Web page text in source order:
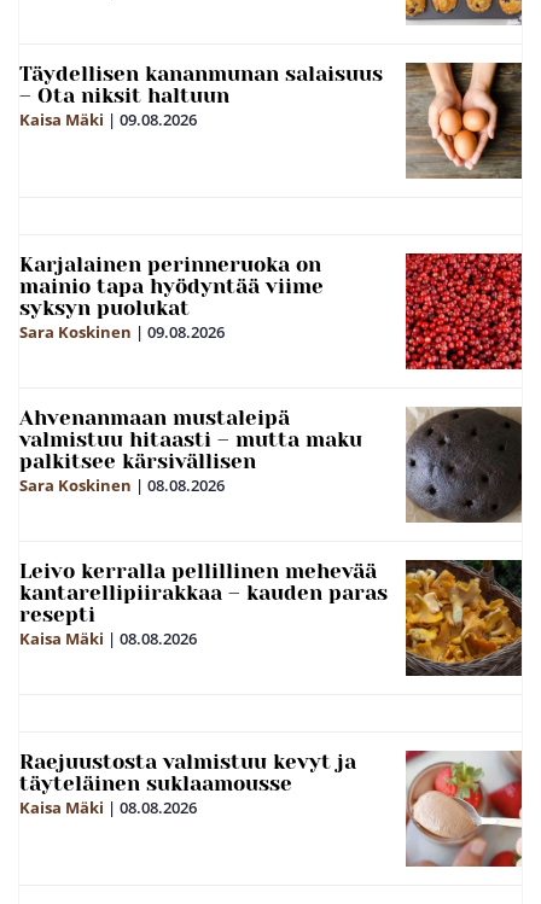
Täydellisen kananmunan salaisuus
– Ota niksit haltuun
Kaisa Mäki | 09.08.2026
Karjalainen perinneruoka on
mainio tapa hyödyntää viime
syksyn puolukat
Sara Koskinen | 09.08.2026
Ahvenanmaan mustaleipä
valmistuu hitaasti – mutta maku
palkitsee kärsivällisen
Sara Koskinen | 08.08.2026
Leivo kerralla pellillinen mehevää
kantarellipiirakkaa – kauden paras
resepti
Kaisa Mäki | 08.08.2026
Raejuustosta valmistuu kevyt ja
täyteläinen suklaamousse
Kaisa Mäki | 08.08.2026